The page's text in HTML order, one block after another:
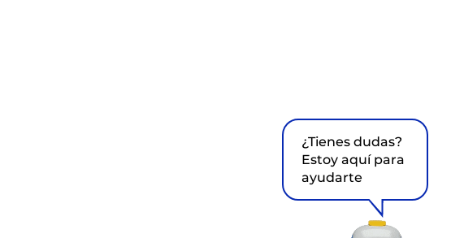
¿Tienes dudas?
Estoy aquí para
ayudarte